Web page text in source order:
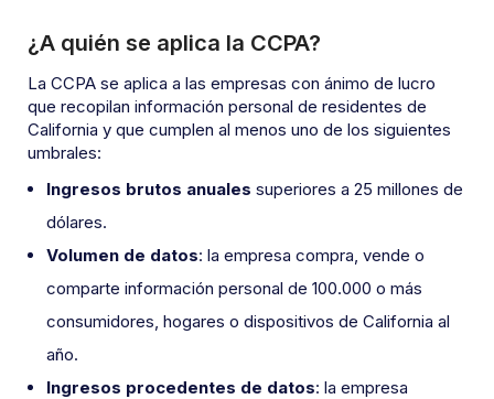
¿A quién se aplica la CCPA?
La CCPA se aplica a las empresas con ánimo de lucro
que recopilan información personal de residentes de
California y que cumplen al menos uno de los siguientes
umbrales:
Ingresos brutos anuales superiores a 25 millones de
dólares.
Volumen de datos: la empresa compra, vende o
comparte información personal de 100.000 o más
consumidores, hogares o dispositivos de California al
año.
Ingresos procedentes de datos: la empresa